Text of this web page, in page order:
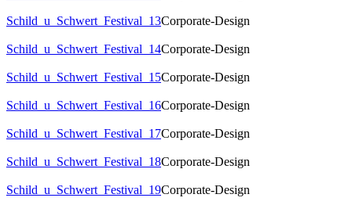
Schild_u_Schwert_Festival_13Corporate-Design
Schild_u_Schwert_Festival_14Corporate-Design
Schild_u_Schwert_Festival_15Corporate-Design
Schild_u_Schwert_Festival_16Corporate-Design
Schild_u_Schwert_Festival_17Corporate-Design
Schild_u_Schwert_Festival_18Corporate-Design
Schild_u_Schwert_Festival_19Corporate-Design